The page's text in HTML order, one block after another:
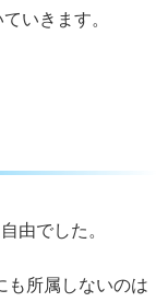
いきます。
由でした。
も所属しないのは